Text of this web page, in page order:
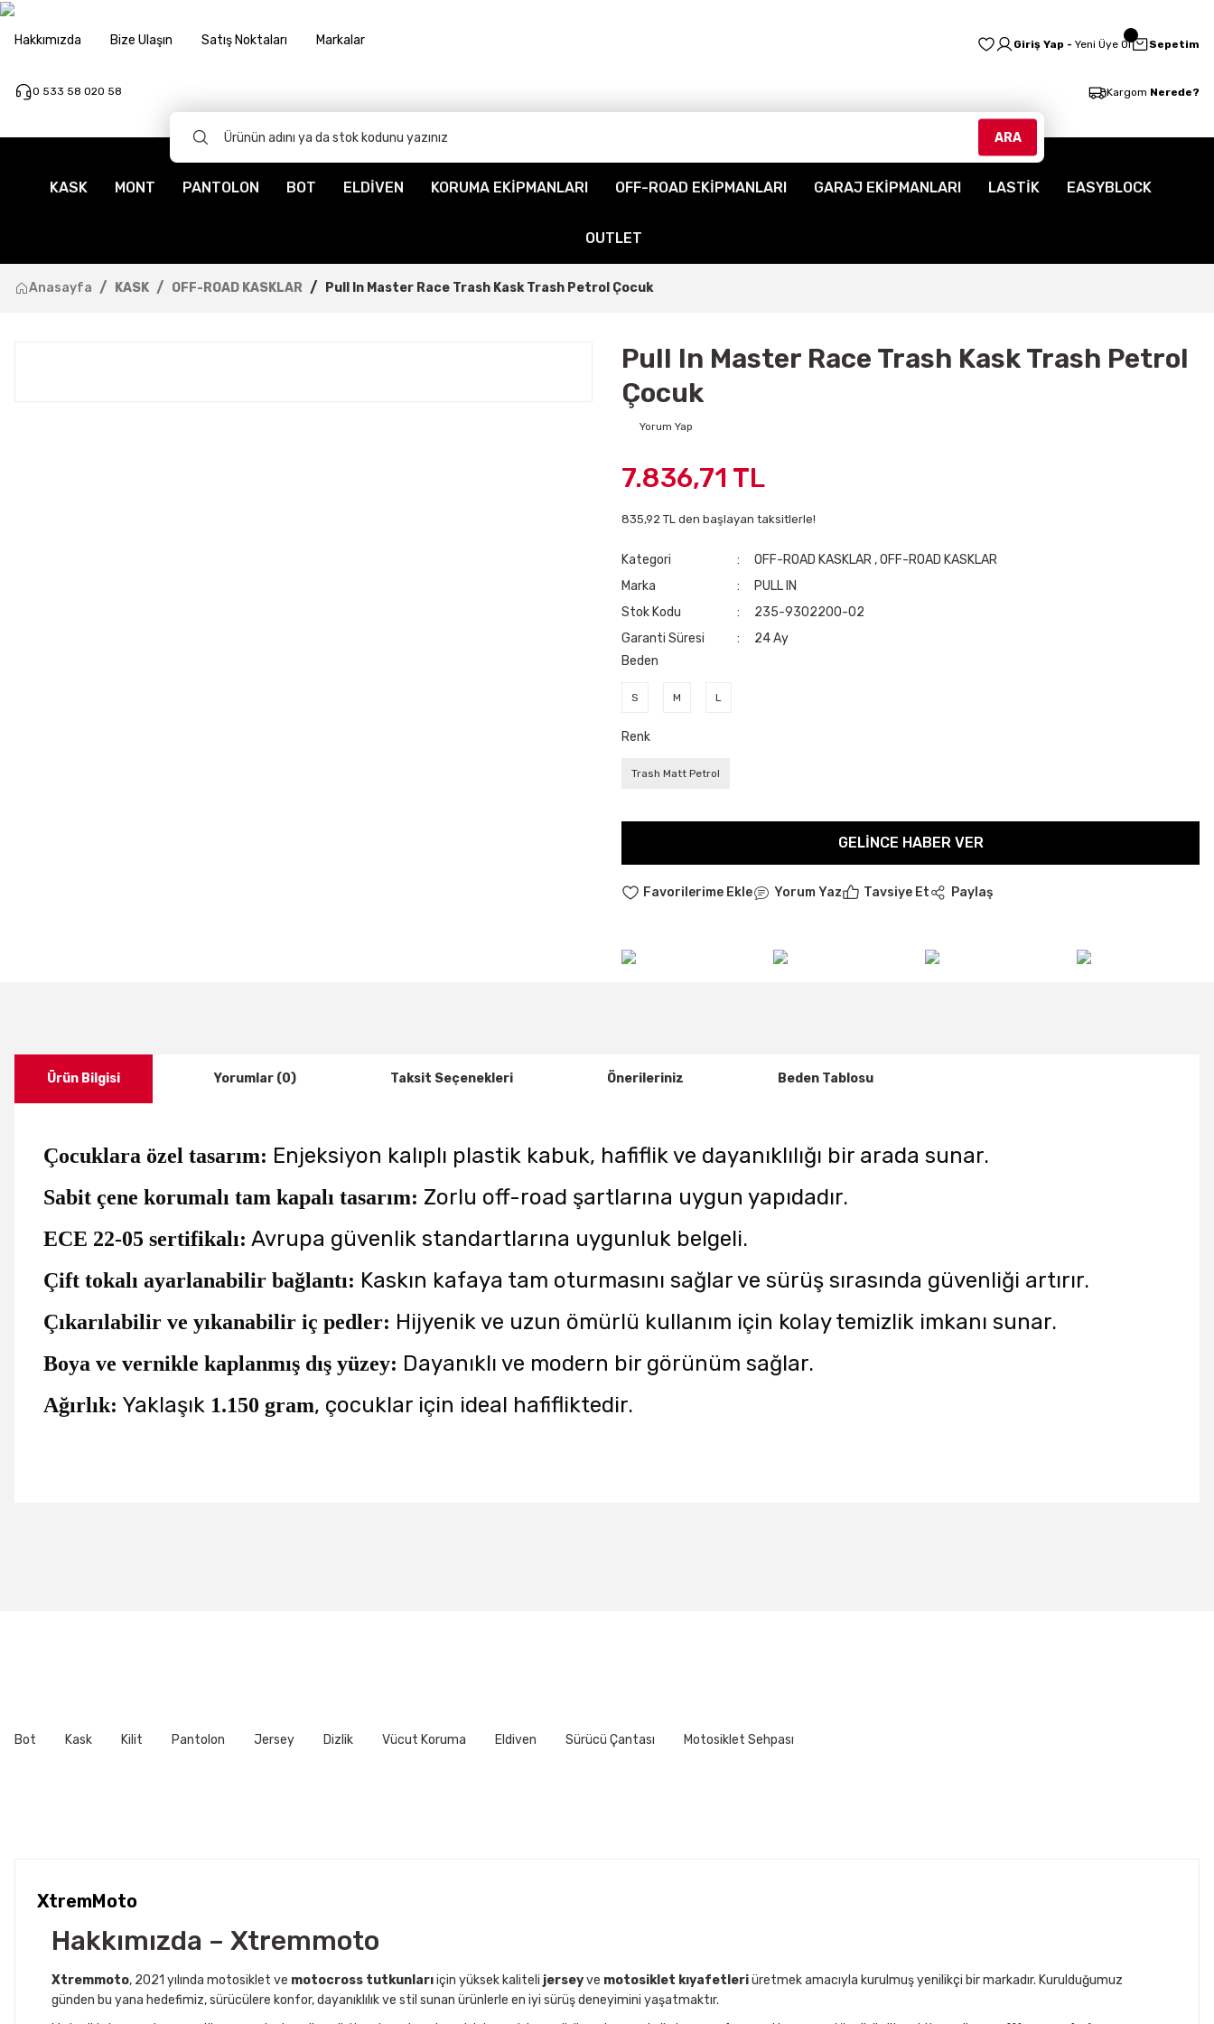
Hakkımızda Bize Ulaşın Satış Noktaları Markalar
0 533 58 020 58
Giriş Yap - Yeni Üye Ol Sepetim
Kargom Nerede?
ARA
KASK MONT PANTOLON BOT ELDİVEN KORUMA EKİPMANLARI OFF-ROAD EKİPMANLARI GARAJ EKİPMANLARI LASTİK EASYBLOCK
OUTLET
Anasayfa KASK OFF-ROAD KASKLAR Pull In Master Race Trash Kask Trash Petrol Çocuk
Pull In Master Race Trash Kask Trash Petrol
Çocuk
Yorum Yap
7.836,71 TL
835,92 TL den başlayan taksitlerle!
Kategori OFF-ROAD KASKLAR ,OFF-ROAD KASKLAR
Marka
PULL IN
Stok Kodu
235-9302200-02
Garanti Süresi
24 Ay
Beden
S M L
Renk
Trash Matt Petrol
GELINCE HABER VER
Yorum Yaz Tavsiye Et Paylaş
Ürün Bilgisi Yorumlar (0) Taksit Seçenekleri Önerileriniz Beden Tablosu
Çocuklara özel tasarım: Enjeksiyon kalıplı plastik kabuk, hafiflik ve dayanıklılığı bir arada sunar.
Sabit çene korumalı tam kapalı tasarım: Zorlu off-road şartlarına uygun yapıdadır.
ECE 22-05 sertifikalı: Avrupa güvenlik standartlarına uygunluk belgeli.
Çift tokalı ayarlanabilir bağlantı: Kaskın kafaya tam oturmasını sağlar ve sürüş sırasında güvenliği artırır.
Çıkarılabilir ve yıkanabilir iç pedler: Hijyenik ve uzun ömürlü kullanım için kolay temizlik imkanı sunar.
Boya ve vernikle kaplanmış dış yüzey: Dayanıklı ve modern bir görünüm sağlar.
Ağırlık: Yaklaşık 1.150 gram, çocuklar için ideal hafifliktedir.
Bot Kask Kilit Pantolon Jersey Dizlik Vücut Koruma Eldiven Sürücü Çantası Motosiklet Sehpası
XtremMoto
Hakkımızda – Xtremmoto
Xtremmoto, 2021 yılında motosiklet ve motocross tutkunlarıiçin yüksek kaliteli jerseyve motosiklet kıyafetleriüretmek amacıyla kurulmuş yenilikçi bir markadır. Kurulduğumuz
günden bu yana hedefimiz, sürücülere konfor, dayanıklılık ve stil sunan ürünlerle en iyi sürüş deneyimini yaşatmaktır.